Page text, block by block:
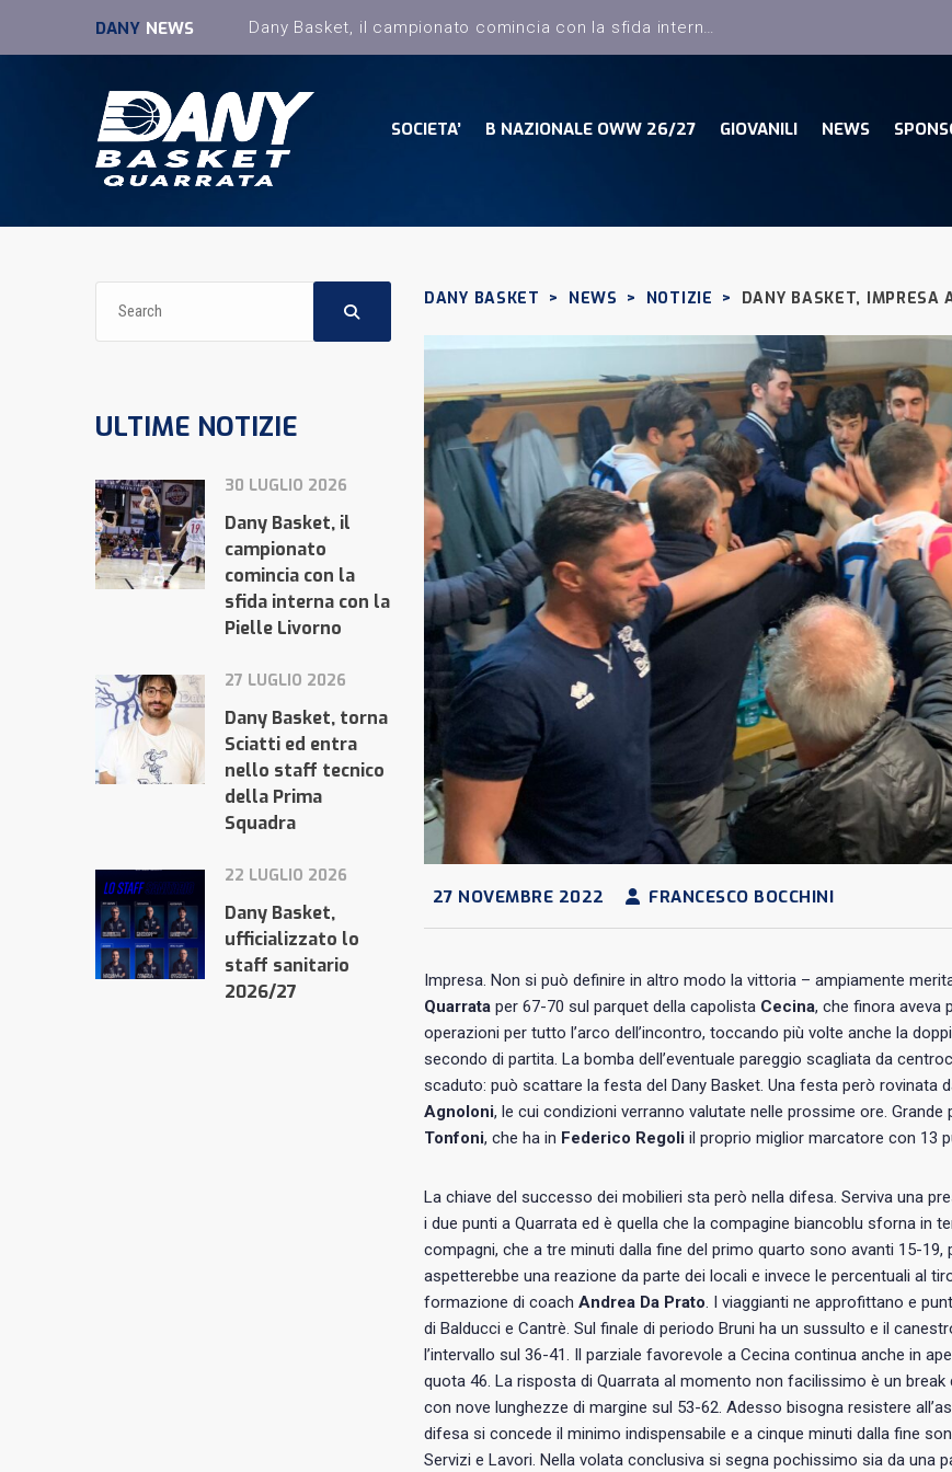
DANY NEWS
SOCIETA’ B NAZIONALE OWW 26/27 GIOVANILI NEWS
DANY BASKET > NEWS > NOTIZIE > DANY BASKET, IMPRESA
27 NOVEMBRE 2022 FRANCESCO BOCCHINI
Impresa. Non si può definire in altro modo la vittoria – ampiamente
Quarrata per 67-70 sul parquet della capolista Cecina, che finora aveva
operazioni per tutto l’arco dell’incontro, toccando più volte anche la
secondo di partita. La bomba dell’eventuale pareggio scagliata da
scaduto: può scattare la festa del Dany Basket. Una festa però rovinata
Agnoloni, le cui condizioni verranno valutate nelle prossime ore.
Tonfoni, che ha in Federico Regoli il proprio miglior marcatore con 13
La chiave del successo dei mobilieri sta però nella difesa. Serviva una
i due punti a Quarrata ed è quella che la compagine biancoblu sforna in
compagni, che a tre minuti dalla fine del primo quarto sono avanti 15-
aspetterebbe una reazione da parte dei locali e invece le percentuali al
formazione di coach Andrea Da Prato. I viaggianti ne approfittano e
di Balducci e Cantrè. Sul finale di periodo Bruni ha un sussulto e il
l’intervallo sul 36-41. Il parziale favorevole a Cecina continua anche in
quota 46. La risposta di Quarrata al momento non facilissimo è un break
con nove lunghezze di margine sul 53-62. Adesso bisogna resistere
difesa si concede il minimo indispensabile e a cinque minuti dalla fine
Servizi e Lavori. Nella volata conclusiva si segna pochissimo sia da una
ULTIME NOTIZIE
30 LUGLIO 2026
Dany Basket, il
campionato
comincia con la
sfida interna con la
Pielle Livorno
27 LUGLIO 2026
Dany Basket, torna
Sciatti ed entra
nello staff tecnico
della Prima
Squadra
22 LUGLIO 2026
Dany Basket,
ufficializzato lo
staff sanitario
2026/27